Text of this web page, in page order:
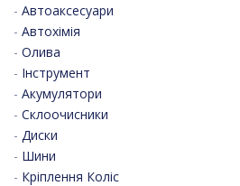
- Автоаксесуари
- Автохімія
- Олива
- Інструмент
- Акумулятори
- Склоочисники
- Диски
- Шини
- Кріплення Коліс